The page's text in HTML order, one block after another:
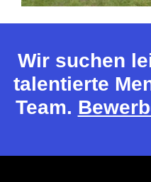
Wir suchen
talentierte
Team.